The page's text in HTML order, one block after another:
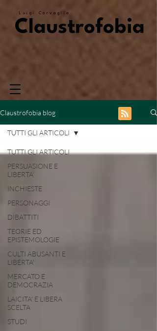
Luigi Corvaglia
Claustrofobia
Claustrofobia blog
TUTTI GLI ARTICOLI
PERSUASIONE E
LIBERTA'
INCHIESTE
PERSONAGGI
DIBATTITI
TEORIE ED
EPISTEMOLOGIE
CULTI ABUSANTI E
LIBERTA'
MERCATO E
DEMOCRAZIA
LAICITA' E LIBERA
SCELTA
STUDI
TUTTI GLI ARTICOLI